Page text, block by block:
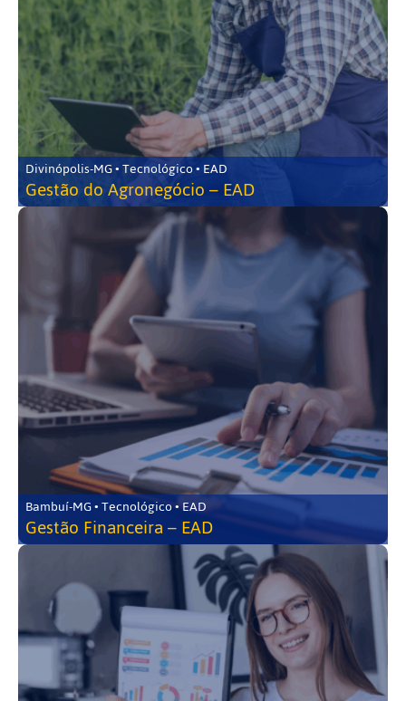
Divinópolis-MG • Tecnológico • EAD
Gestão do Agronegócio – EAD
Bambuí-MG • Tecnológico • EAD
Gestão Financeira – EAD